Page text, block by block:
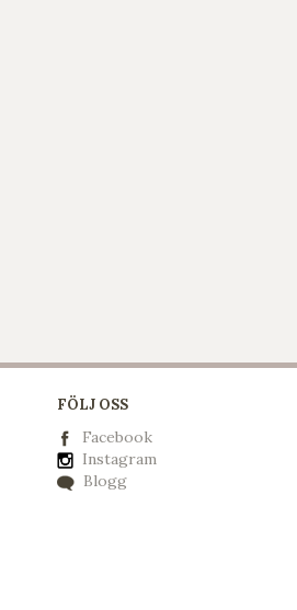
FÖLJ OSS
Facebook
Instagram
Blogg